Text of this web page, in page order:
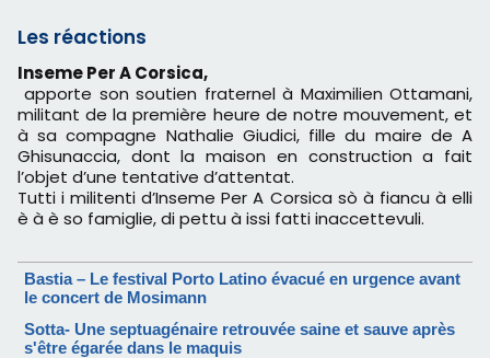
Les réactions
Inseme Per A Corsica,
apporte son soutien fraternel à Maximilien Ottamani,
militant de la première heure de notre mouvement, et
à sa compagne Nathalie Giudici, fille du maire de A
Ghisunaccia, dont la maison en construction a fait
l’objet d’une tentative d’attentat.
Tutti i militenti d’Inseme Per A Corsica sò à fiancu à elli
è à è so famiglie, di pettu à issi fatti inaccettevuli.
Bastia – Le festival Porto Latino évacué en urgence avant
le concert de Mosimann
Sotta- Une septuagénaire retrouvée saine et sauve après
s'être égarée dans le maquis